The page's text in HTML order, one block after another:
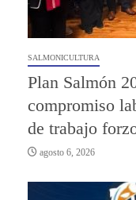
SALMONICULTURA
Plan Salmón
compromiso
de trabajo
agosto 6, 2026